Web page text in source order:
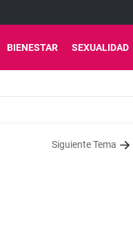
BIENESTAR SEXUALIDAD
Siguiente Tema